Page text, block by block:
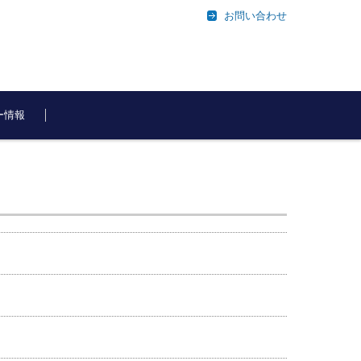
お問い合わせ
情報